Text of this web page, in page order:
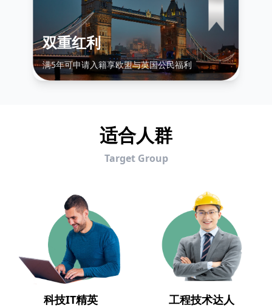
双重红利
满5年可申请入籍享欧盟与英国公民福利
适合人群
Target Group
科技IT精英 工程技术达人